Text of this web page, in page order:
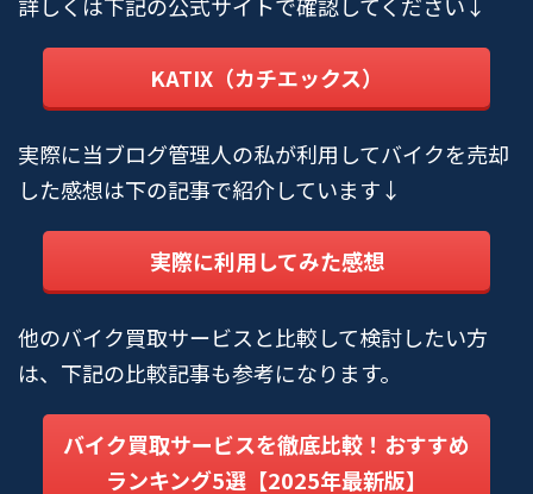
KATIX（カチエックス）
実際に当ブログ管理人の私が利用してバイクを売却
した感想は下の記事で紹介しています↓
実際に利用してみた感想
他のバイク買取サービスと比較して検討したい方
は、下記の比較記事も参考になります。
バイク買取サービスを徹底比較！おすすめ
ランキング5選【2025年最新版】